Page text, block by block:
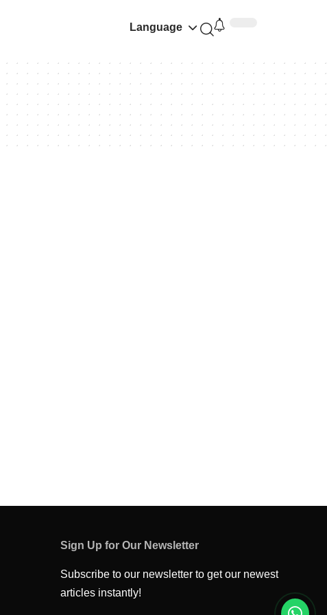
Language
Sign Up for Our Newsletter
Subscribe to our newsletter to get our newest
articles instantly!